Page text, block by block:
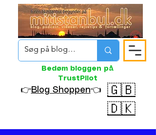
Bedøm bloggen på
TrustPilot
👉Blog Shoppen👈
🇬🇧
🇩🇰